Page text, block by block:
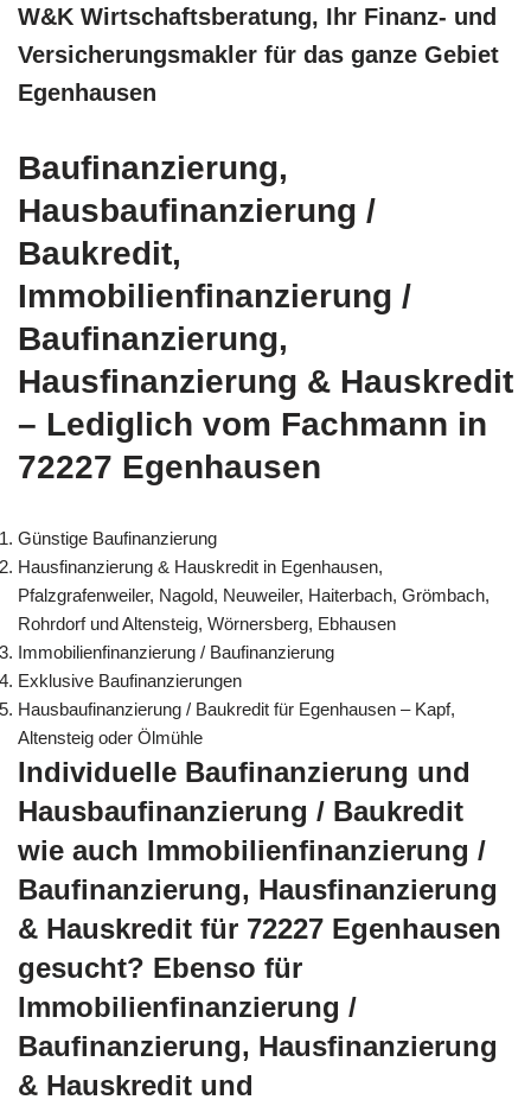
W&K Wirtschaftsberatung, Ihr Finanz- und
Versicherungsmakler für das ganze Gebiet
Egenhausen
Baufinanzierung,
Hausbaufinanzierung /
Baukredit,
Immobilienfinanzierung /
Baufinanzierung,
Hausfinanzierung & Hauskredit
– Lediglich vom Fachmann in
72227 Egenhausen
Günstige Baufinanzierung
Hausfinanzierung & Hauskredit in Egenhausen,
Pfalzgrafenweiler, Nagold, Neuweiler, Haiterbach, Grömbach,
Rohrdorf und Altensteig, Wörnersberg, Ebhausen
Immobilienfinanzierung / Baufinanzierung
Exklusive Baufinanzierungen
Hausbaufinanzierung / Baukredit für Egenhausen – Kapf,
Altensteig oder Ölmühle
Individuelle Baufinanzierung und
Hausbaufinanzierung / Baukredit
wie auch Immobilienfinanzierung /
Baufinanzierung, Hausfinanzierung
& Hauskredit für 72227 Egenhausen
gesucht? Ebenso für
Immobilienfinanzierung /
Baufinanzierung, Hausfinanzierung
& Hauskredit und